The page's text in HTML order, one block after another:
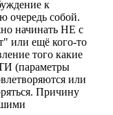
к
очередь собой.
начинать НЕ с
ещё кого-то
того какие
(параметры
или
Причину